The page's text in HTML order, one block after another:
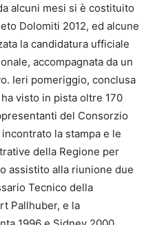
alcuni mesi si è costituito
Dolomiti 2012, ed alcune
la candidatura ufficiale
accompagnata da un
Ieri pomeriggio, conclusa
visto in pista oltre 170
del Consorzio
la stampa e le
della Regione per
assistito alla riunione due
Tecnico della
Pallhuber, e la